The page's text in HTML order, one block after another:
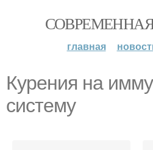
главная
Курения на
систему